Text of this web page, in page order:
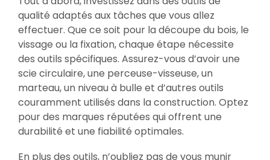
qualité adaptés aux tâches que vous allez
effectuer. Que ce soit pour la découpe du bois, le
vissage ou la fixation, chaque étape nécessite
des outils spécifiques. Assurez-vous d’avoir une
scie circulaire, une perceuse-visseuse, un
marteau, un niveau à bulle et d’autres outils
couramment utilisés dans la construction. Optez
pour des marques réputées qui offrent une
durabilité et une fiabilité optimales.
En plus des outils, n’oubliez pas de vous munir